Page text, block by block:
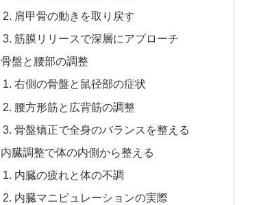
肩甲骨の動きを取り戻す
筋膜リリースで深層にアプローチ
骨盤と腰部の調整
右側の骨盤と鼠径部の症状
腰方形筋と広背筋の調整
骨盤矯正で全身のバランスを整える
内臓調整で体の内側から整える
内臓の疲れと体の不調
内臓マニピュレーションの実際